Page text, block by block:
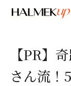
【PR】
さん流！